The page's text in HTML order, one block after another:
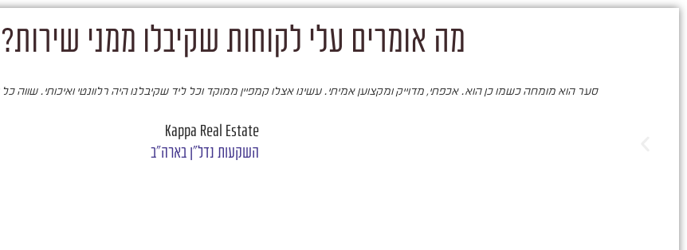
מה אומרים עלי לקוחות שקיבלו ממני שירות?
סער הוא מומחה כשמו כן הוא. אכפתי, מדוייק ומקצוען אמיתי. עשינו אצלו קמפיין ממוקד וכל ליד שקיבלנו היה רלוונטי ואיכותי. שווה
Kappa Real Estate
השקעות נדל"ן בארה"ב